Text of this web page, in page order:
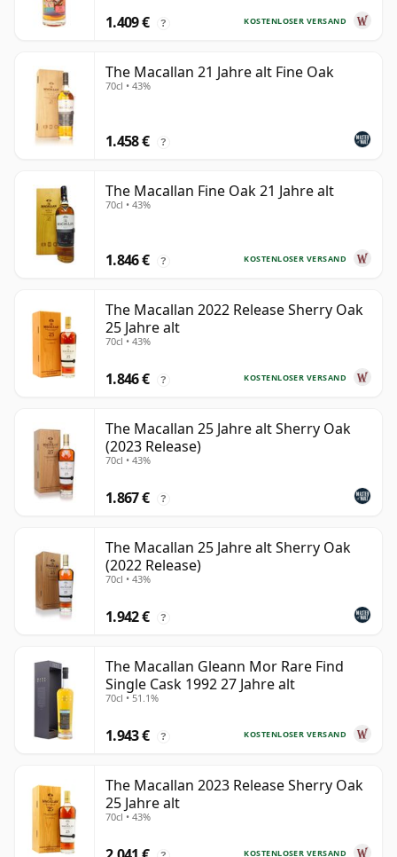
KOSTENLOSER VERSAND
1.409 € ?
The Macallan 21 Jahre alt Fine Oak
70cl • 43%
1.458 € ?
The Macallan Fine Oak 21 Jahre alt
70cl • 43%
KOSTENLOSER VERSAND
1.846 € ?
The Macallan 2022 Release Sherry Oak
25 Jahre alt
70cl • 43%
KOSTENLOSER VERSAND
1.846 € ?
The Macallan 25 Jahre alt Sherry Oak
(2023 Release)
70cl • 43%
1.867 € ?
The Macallan 25 Jahre alt Sherry Oak
(2022 Release)
70cl • 43%
1.942 € ?
The Macallan Gleann Mor Rare Find
Single Cask 1992 27 Jahre alt
70cl • 51.1%
KOSTENLOSER VERSAND
1.943 € ?
The Macallan 2023 Release Sherry Oak
25 Jahre alt
70cl • 43%
KOSTENLOSER VERSAND